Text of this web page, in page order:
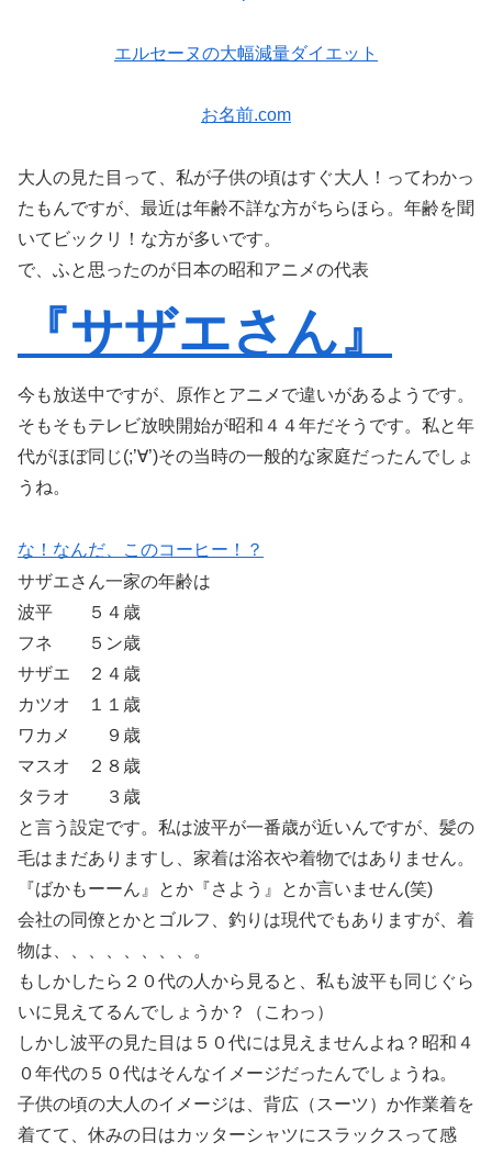
エルセーヌの大幅減量ダイエット
お名前.com
大人の見た目って、私が子供の頃はすぐ大人！ってわかっ
たもんですが、最近は年齢不詳な方がちらほら。年齢を聞
いてビックリ！な方が多いです。
で、ふと思ったのが日本の昭和アニメの代表
『サザエさん』
今も放送中ですが、原作とアニメで違いがあるようです。
そもそもテレビ放映開始が昭和４４年だそうです。私と年
代がほぼ同じ(;’∀’)その当時の一般的な家庭だったんでしょ
うね。
な！なんだ、このコーヒー！？
サザエさん一家の年齢は
波平 ５４歳
フネ ５ン歳
サザエ ２４歳
カツオ １１歳
ワカメ ９歳
マスオ ２８歳
タラオ ３歳
と言う設定です。私は波平が一番歳が近いんですが、髪の
毛はまだありますし、家着は浴衣や着物ではありません。
『ばかもーーん』とか『さよう』とか言いません(笑)
会社の同僚とかとゴルフ、釣りは現代でもありますが、着
物は、、、、、、、、。
もしかしたら２０代の人から見ると、私も波平も同じぐら
いに見えてるんでしょうか？（こわっ）
しかし波平の見た目は５０代には見えませんよね？昭和４
０年代の５０代はそんなイメージだったんでしょうね。
子供の頃の大人のイメージは、背広（スーツ）か作業着を
着てて、休みの日はカッターシャツにスラックスって感